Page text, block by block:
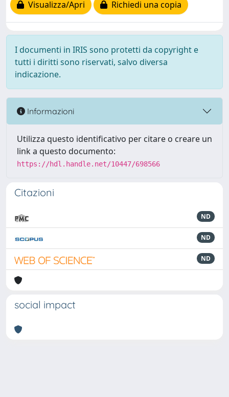
Visualizza/Apri
Richiedi una copia
I documenti in IRIS sono protetti da copyright e
tutti i diritti sono riservati, salvo diversa
indicazione.
Informazioni
Utilizza questo identificativo per citare o creare un
link a questo documento:
https://hdl.handle.net/10447/698566
Citazioni
ND
ND
ND
social impact